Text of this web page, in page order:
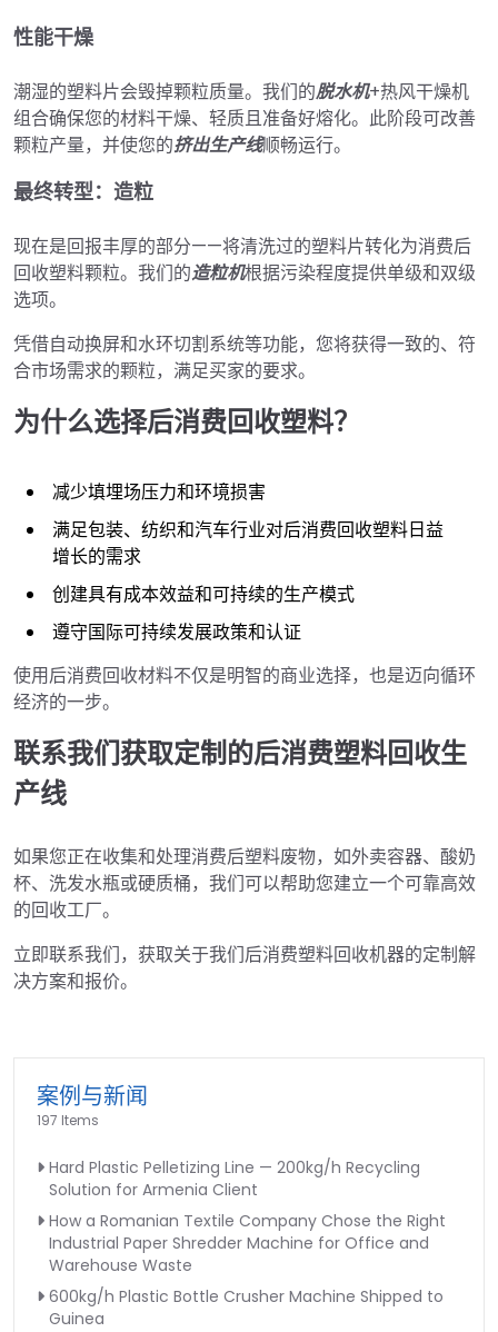
性能干燥
潮湿的塑料片会毁掉颗粒质量。我们的脱水机+热风干燥机
组合确保您的材料干燥、轻质且准备好熔化。此阶段可改善
颗粒产量，并使您的挤出生产线顺畅运行。
最终转型：造粒
现在是回报丰厚的部分——将清洗过的塑料片转化为消费后
回收塑料颗粒。我们的造粒机根据污染程度提供单级和双级
选项。
凭借自动换屏和水环切割系统等功能，您将获得一致的、符
合市场需求的颗粒，满足买家的要求。
为什么选择后消费回收塑料？
减少填埋场压力和环境损害
满足包装、纺织和汽车行业对后消费回收塑料日益
增长的需求
创建具有成本效益和可持续的生产模式
遵守国际可持续发展政策和认证
使用后消费回收材料不仅是明智的商业选择，也是迈向循环
经济的一步。
联系我们获取定制的后消费塑料回收生
产线
如果您正在收集和处理消费后塑料废物，如外卖容器、酸奶
杯、洗发水瓶或硬质桶，我们可以帮助您建立一个可靠高效
的回收工厂。
立即联系我们，获取关于我们后消费塑料回收机器的定制解
决方案和报价。
案例与新闻
197 Items
Hard Plastic Pelletizing Line — 200kg/h Recycling
Solution for Armenia Client
How a Romanian Textile Company Chose the Right
Industrial Paper Shredder Machine for Office and
Warehouse Waste
600kg/h Plastic Bottle Crusher Machine Shipped to
Guinea